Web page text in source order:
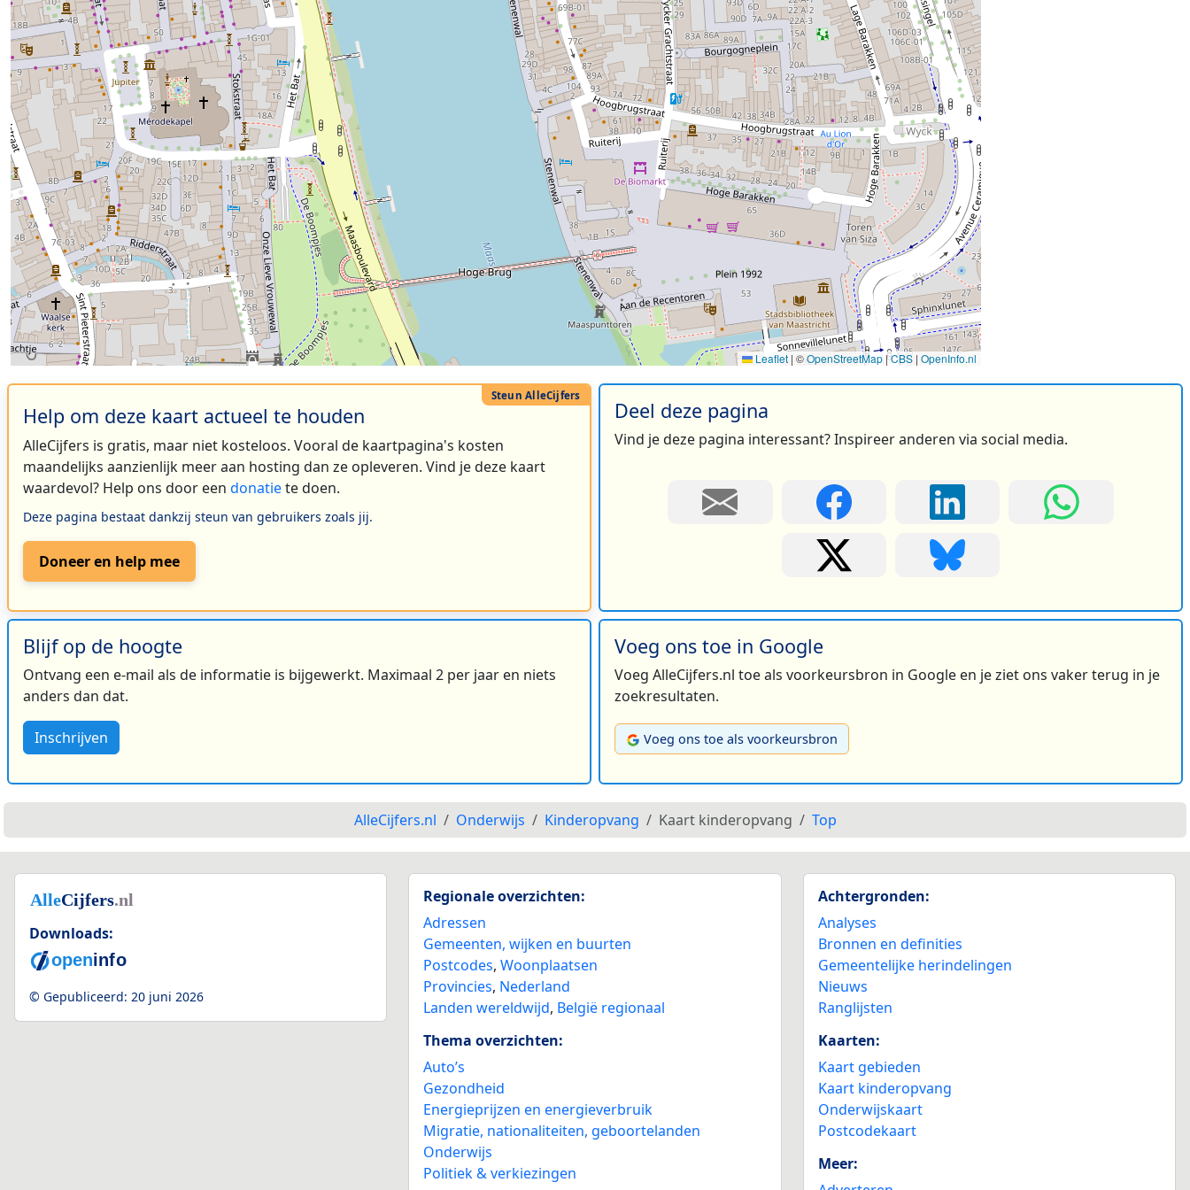
Leaflet | ©OpenStreetMap |CBS | OpenInfo.nl
Help om deze kaart actueel te houden
AlleCijfers is gratis, maar niet kosteloos. Vooral de kaartpagina's kosten
maandelijks aanzienlijk meer aan hosting dan ze opleveren. Vind je deze kaart
waardevol? Help ons door een donatiete doen.
Deze pagina bestaat dankzij steun van gebruikers zoals jij.
Doneer en help mee
Deel deze pagina
Vind je deze pagina interessant? Inspireer anderen via social media.
Blijf op de hoogte
Ontvang een e-mail als de informatie is bijgewerkt. Maximaal 2 per jaar en niets
anders dan dat.
Inschrijven
Voeg ons toe in Google
Voeg AlleCijfers.nl toe als voorkeursbron in Google en je ziet ons vaker terug in je
zoekresultaten.
Voeg ons toe als voorkeursbron
AlleCijfers.nl Onderwijs Kinderopvang Kaart kinderopvang Top
Downloads:
© Gepubliceerd: 20 juni 2026
Regionale overzichten:
Adressen
Gemeenten, wijken en buurten
Postcodes,Woonplaatsen
Provincies, Nederland
Landen wereldwijd, België regionaal
Thema overzichten:
Auto’s
Gezondheid
Energieprijzen en energieverbruik
Migratie, nationaliteiten, geboortelanden
Onderwijs
Politiek & verkiezingen
Achtergronden:
Analyses
Bronnen en definities
Gemeentelijke herindelingen
Nieuws
Ranglijsten
Kaarten:
Kaart gebieden
Kaart kinderopvang
Onderwijskaart
Postcodekaart
Meer: